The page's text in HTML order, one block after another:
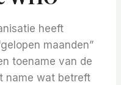
heeft
maanden”
toename van de
name wat betreft